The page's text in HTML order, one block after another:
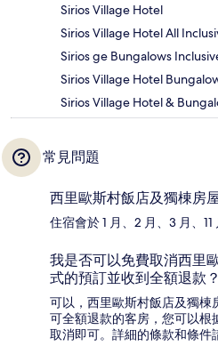
Sirios Village Hotel
Sirios Village Hotel All
Sirios ge Bungalows
Sirios Village Hotel
Sirios Village Hotel &
常見問題
西里歐斯村飯店及獨棟房
住宿會於 1 月、2 月、3 月、11
我是否可以免費取消西里
式的預訂並收到全額退款？
可以，西里歐斯村飯店及獨棟
可全額退款的客房，您可以根
取消即可。詳細的條款和條件